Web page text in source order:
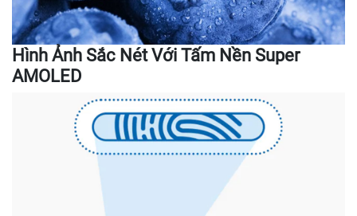
Hình Ảnh Sắc Nét Với Tấm Nền Super
AMOLED